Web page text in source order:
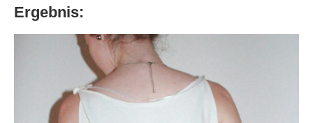
Ergebnis: